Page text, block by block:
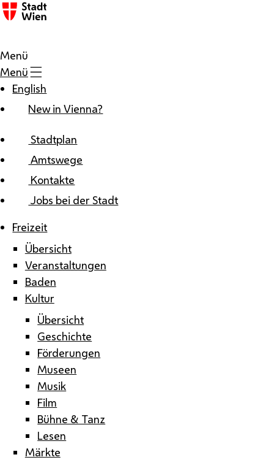
Zum Inhalt
Menü
Menü
English
New in Vienna?
Stadtplan
Amtswege
Kontakte
Jobs bei der Stadt
Freizeit
Übersicht
Veranstaltungen
Baden
Kultur
Übersicht
Geschichte
Förderungen
Museen
Musik
Film
Bühne & Tanz
Lesen
Märkte